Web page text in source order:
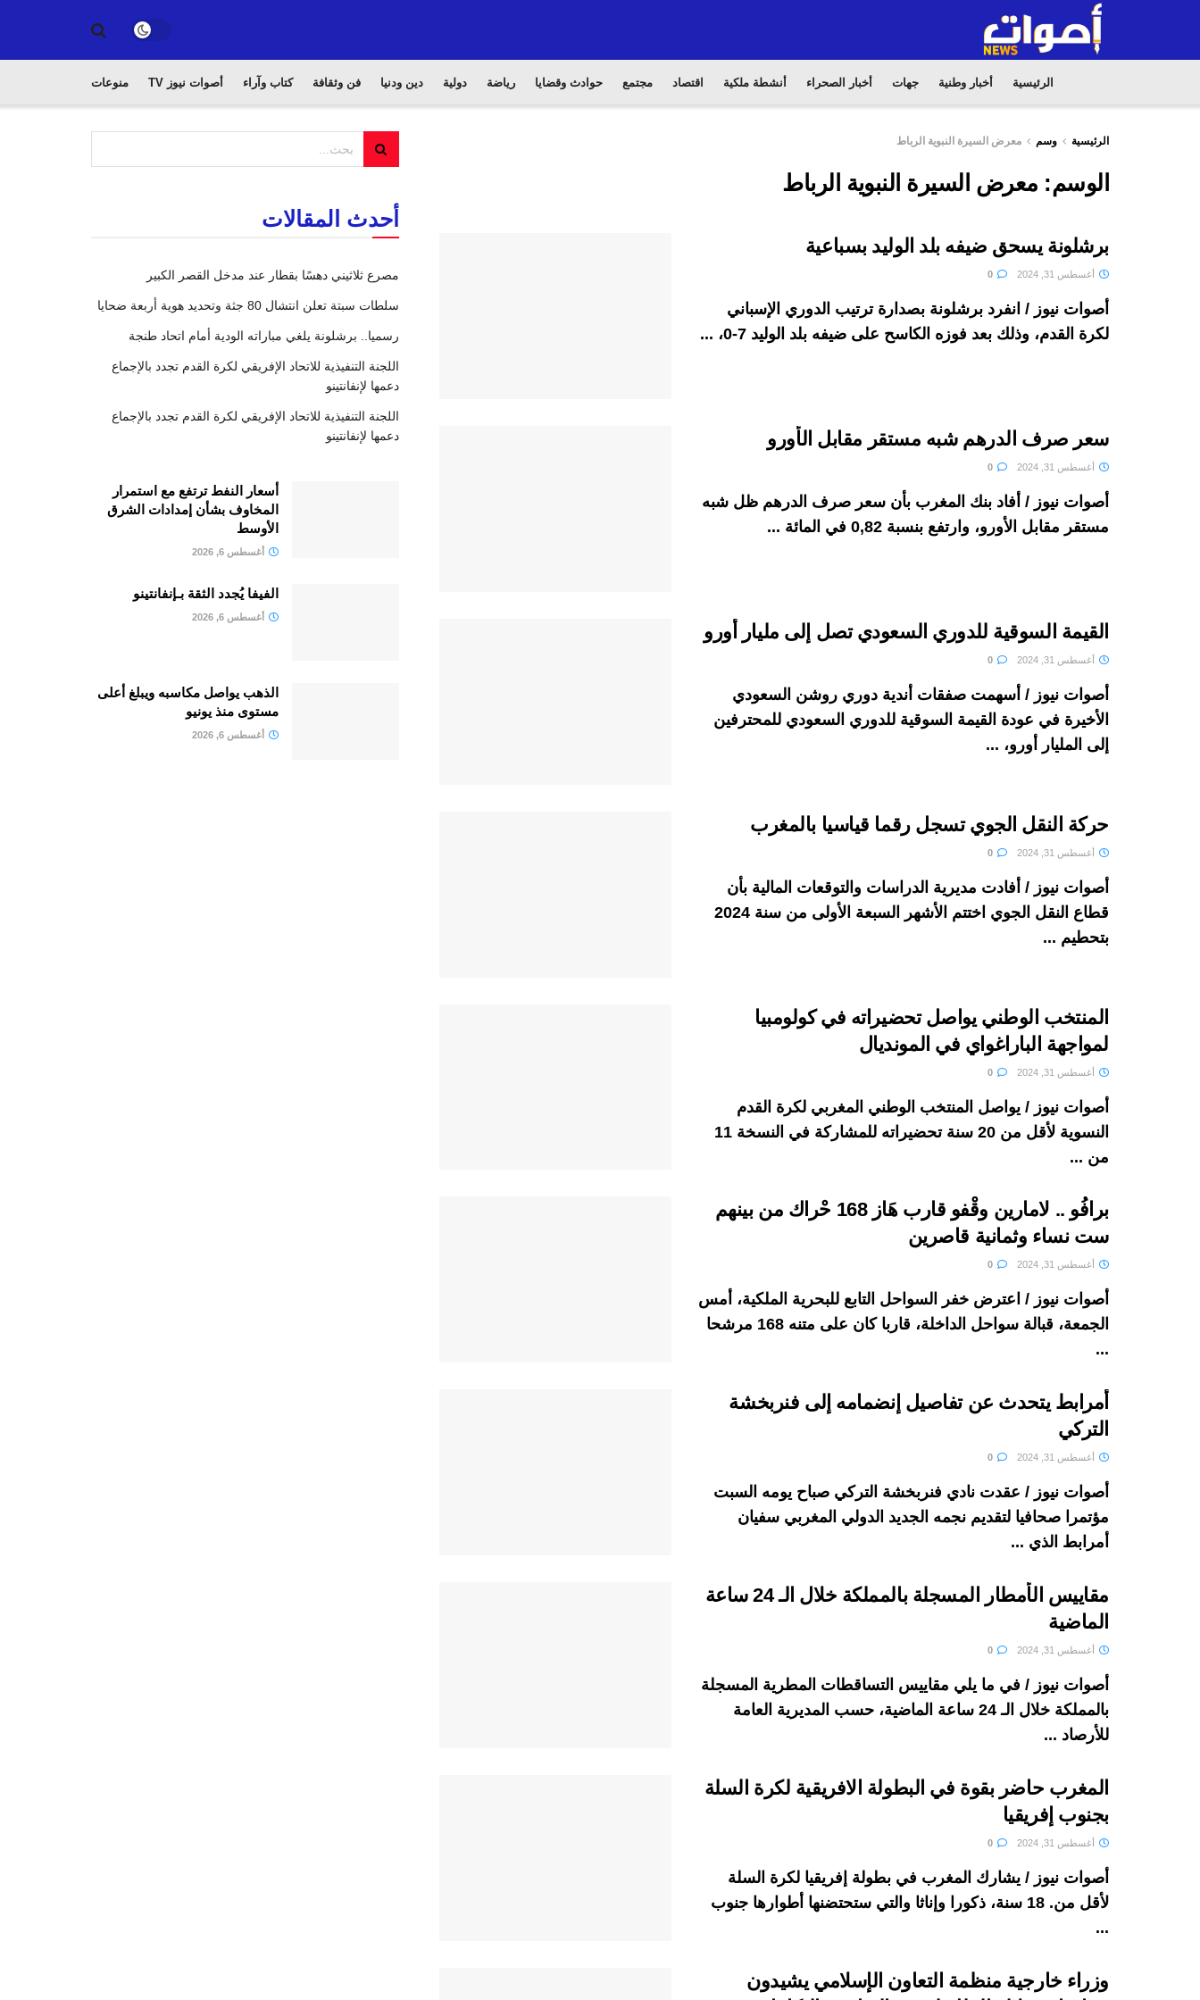
الرئيسية أخبار وطنية جهات أخبار الصحراء أنشطة ملكية اقتصاد مجتمع حوادث وقضايا رياضة دولية دين ودنيا فن وثقافة كتاب وآراء أصوات نيوز TV منوعات
الرئيسية وسم معرض السيرة النبوية الرباط
الوسم: معرض السيرة النبوية الرباط
برشلونة يسحق ضيفه بلد الوليد بسباعية
أغسطس 31, 2024
أصوات نيوز / انفرد برشلونة بصدارة ترتيب الدوري الإسباني
لكرة القدم، وذلك بعد فوزه الكاسح على ضيفه بلد الوليد 7-0، ...
سعر صرف الدرهم شبه مستقر مقابل الأورو
أغسطس 31, 2024
أصوات نيوز / أفاد بنك المغرب بأن سعر صرف الدرهم ظل شبه
مستقر مقابل الأورو، وارتفع بنسبة 0,82 في المائة ...
القيمة السوقية للدوري السعودي تصل إلى مليار أورو
أغسطس 31, 2024
أصوات نيوز / أسهمت صفقات أندية دوري روشن السعودي
الأخيرة في عودة القيمة السوقية للدوري السعودي للمحترفين
إلى المليار أورو، ...
حركة النقل الجوي تسجل رقما قياسيا بالمغرب
أغسطس 31, 2024
أصوات نيوز / أفادت مديرية الدراسات والتوقعات المالية بأن
قطاع النقل الجوي اختتم الأشهر السبعة الأولى من سنة 2024
بتحطيم ...
المنتخب الوطني يواصل تحضيراته في كولومبيا
لمواجهة الباراغواي في المونديال
أغسطس 31, 2024
أصوات نيوز / يواصل المنتخب الوطني المغربي لكرة القدم
النسوية لأقل من 20 سنة تحضيراته للمشاركة في النسخة 11
من ...
برافُو .. لامارين وقْفو قارب هَاز 168 حْراك من بينهم
ست نساء وثمانية قاصرين
أغسطس 31, 2024
أصوات نيوز / اعترض خفر السواحل التابع للبحرية الملكية، أمس
الجمعة، قبالة سواحل الداخلة، قاربا كان على متنه 168 مرشحا
...
أمرابط يتحدث عن تفاصيل إنضمامه إلى فنربخشة
التركي
أغسطس 31, 2024
أصوات نيوز / عقدت نادي فنربخشة التركي صباح يومه السبت
مؤتمرا صحافيا لتقديم نجمه الجديد الدولي المغربي سفيان
أمرابط الذي ...
مقاييس الأمطار المسجلة بالمملكة خلال الـ 24 ساعة
الماضية
أغسطس 31, 2024
أصوات نيوز / في ما يلي مقاييس التساقطات المطرية المسجلة
بالمملكة خلال الـ 24 ساعة الماضية، حسب المديرية العامة
للأرصاد ...
المغرب حاضر بقوة في البطولة الافريقية لكرة السلة
بجنوب إفريقيا
أغسطس 31, 2024
أصوات نيوز / يشارك المغرب في بطولة إفريقيا لكرة السلة
لأقل من. 18 سنة، ذكورا وإناثا والتي ستحتضنها أطوارها جنوب
...
وزراء خارجية منظمة التعاون الإسلامي يشيدون
أحدث المقالات
مصرع ثلاثيني دهسًا بقطار عند مدخل القصر الكبير
سلطات سبتة تعلن انتشال 80 جثة وتحديد هوية أربعة ضحايا
رسميا.. برشلونة يلغي مباراته الودية أمام اتحاد طنجة
اللجنة التنفيذية للاتحاد الإفريقي لكرة القدم تجدد بالإجماع
دعمها لإنفانتينو
اللجنة التنفيذية للاتحاد الإفريقي لكرة القدم تجدد بالإجماع
دعمها لإنفانتينو
أسعار النفط ترتفع مع استمرار
المخاوف بشأن إمدادات الشرق
الأوسط
أغسطس 6, 2026
الفيفا يُجدد الثقة بـإنفانتينو
أغسطس 6, 2026
الذهب يواصل مكاسبه ويبلغ أعلى
مستوى منذ يونيو
أغسطس 6, 2026